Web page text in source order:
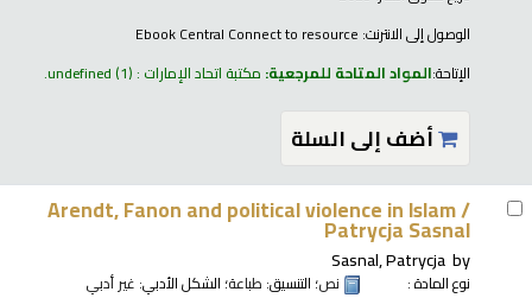
الوصول إلى الانترنت: Ebook Central Connect to resource
الإتاحة:المواد المتاحة للمرجعية: مكتبة اتحاد الإمارات : undefined(1).
أضف إلى السلة
Arendt, Fanon and political violence in Islam /
Patrycja Sasnal
by
Sasnal, Patrycja
نوع المادة : نص؛ التنسيق: طباعة؛ الشكل الأدبي: غير أدبي